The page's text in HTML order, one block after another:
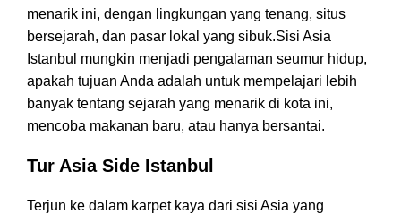
menarik ini, dengan lingkungan yang tenang, situs
bersejarah, dan pasar lokal yang sibuk.Sisi Asia
Istanbul mungkin menjadi pengalaman seumur hidup,
apakah tujuan Anda adalah untuk mempelajari lebih
banyak tentang sejarah yang menarik di kota ini,
mencoba makanan baru, atau hanya bersantai.
Tur Asia Side Istanbul
Terjun ke dalam karpet kaya dari sisi Asia yang